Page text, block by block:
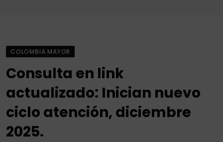
COLOMBIA MAYOR
Consulta en link
actualizado: Inician nuevo
ciclo atención, diciembre
2025.